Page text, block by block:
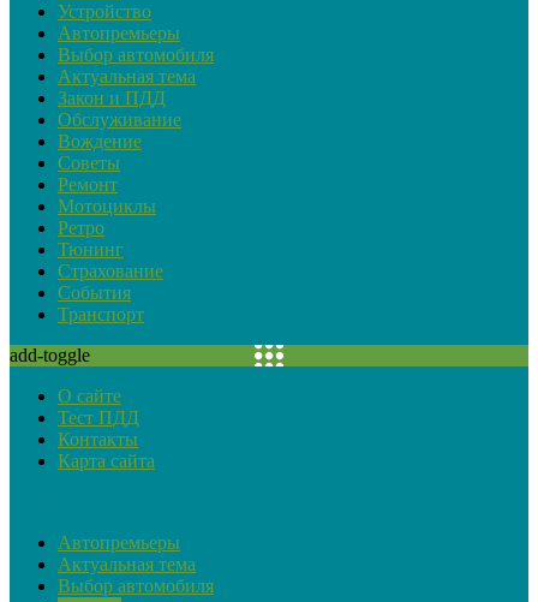
Устройство
Автопремьеры
Выбор автомобиля
Актуальная тема
Закон и ПДД
Обслуживание
Вождение
Советы
Ремонт
Мотоциклы
Ретро
Тюнинг
Страхование
События
Транспорт
add-toggle
О сайте
Тест ПДД
Контакты
Карта сайта
Автопремьеры
Актуальная тема
Выбор автомобиля